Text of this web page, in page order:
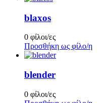
blaxos
0 φίλοι/ες
Προσθήκη ως φίλο/η
blender
0 φίλοι/ες